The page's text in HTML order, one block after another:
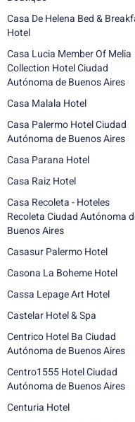
Casa De Helena Bed &
Hotel
Casa Lucia Member Of Melia
Collection Hotel Ciudad
Autónoma de Buenos Aires
Casa Malala Hotel
Casa Palermo Hotel Ciudad
Autónoma de Buenos Aires
Casa Parana Hotel
Casa Raiz Hotel
Casa Recoleta - Hoteles
Recoleta Ciudad Autónoma de
Buenos Aires
Casasur Palermo Hotel
Casona La Boheme Hotel
Cassa Lepage Art Hotel
Castelar Hotel & Spa
Centrico Hotel Ba Ciudad
Autónoma de Buenos Aires
Centro1555 Hotel Ciudad
Autónoma de Buenos Aires
Centuria Hotel